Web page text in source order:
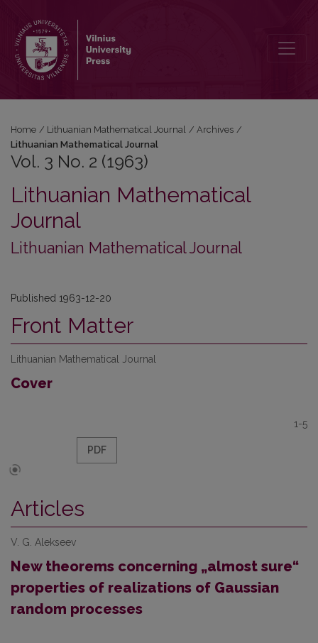
Home / Lithuanian Mathematical Journal / Archives /
Lithuanian Mathematical Journal
Vol. 3 No. 2 (1963)
Lithuanian Mathematical
Journal
Lithuanian Mathematical Journal
Published 1963-12-20
Front Matter
Lithuanian Mathematical Journal
Cover
1-5
PDF
Articles
V. G. Alekseev
New theorems concerning „almost sure“
properties of realizations of Gaussian
random processes